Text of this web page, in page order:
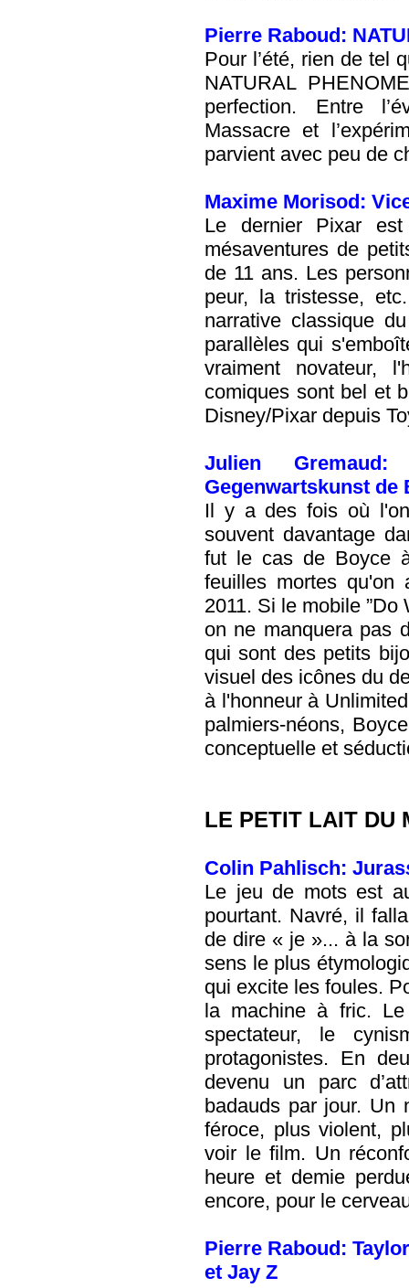
Pierre Raboud:
Pour l’été, rien de tel
NATURAL
perfection. Entre
Massacre et
parvient avec peu de
Maxime Morisod:
Le dernier Pixar
mésaventures de
de 11 ans. Les
peur, la tristesse,
narrative classique
parallèles qui
vraiment novateur,
comiques sont bel et
Disney/Pixar depuis
Julien
Gegenwartskunst de
Il y a des fois où
souvent davantage
fut le cas de Boyce
feuilles mortes qu'on
2011. Si le mobile
on ne manquera pas
qui sont des petits
visuel des icônes du
à l'honneur à
palmiers-néons,
conceptuelle et
LE PETIT LAIT DU
Colin Pahlisch: Juras
Le jeu de mots est
pourtant. Navré, il
de dire « je »... à la
sens le plus
qui excite les foules.
la machine à fric.
spectateur, le
protagonistes. En
devenu un parc
badauds par jour. Un
féroce, plus violent,
voir le film. Un
heure et demie
encore, pour le
Pierre Raboud:
et Jay Z